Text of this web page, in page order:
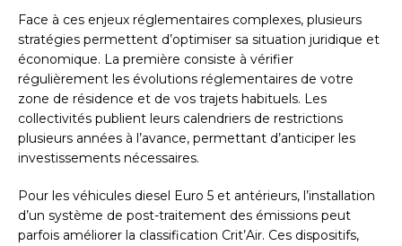
Face à ces enjeux réglementaires complexes, plusieurs
stratégies permettent d’optimiser sa situation juridique et
économique. La première consiste à vérifier
régulièrement les évolutions réglementaires de votre
zone de résidence et de vos trajets habituels. Les
collectivités publient leurs calendriers de restrictions
plusieurs années à l’avance, permettant d’anticiper les
investissements nécessaires.
Pour les véhicules diesel Euro 5 et antérieurs, l’installation
d’un système de post-traitement des émissions peut
parfois améliorer la classification Crit’Air. Ces dispositifs,